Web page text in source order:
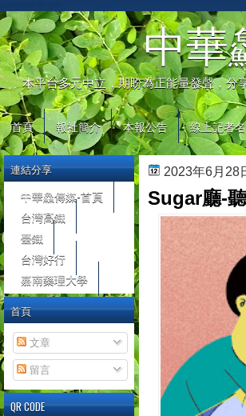
中華
本平台多元中立，期盼為正能量發聲，分
首頁 報社簡介 本報公告 線上記者
2023年6月28
Sugar廳-
連結分享
中華鱻傳媒-首頁
台灣高鐵
臺鐵
台灣好行
嘉南藥理大學
首頁
文章
留言
QR CODE